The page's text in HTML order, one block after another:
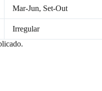
Mar-Jun, Set-Out
Irregular